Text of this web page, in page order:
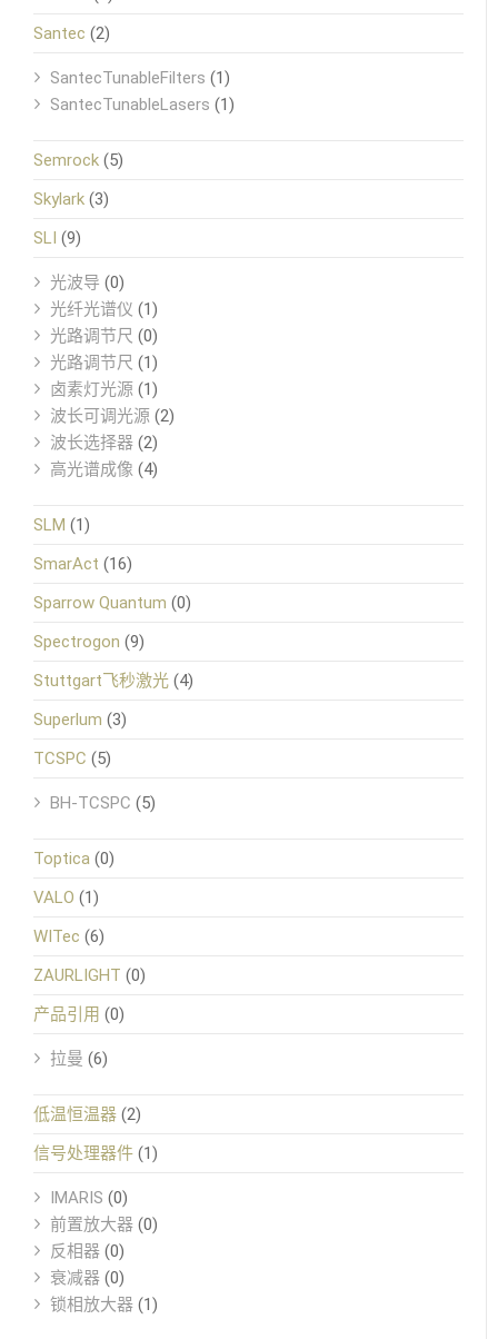
Santec (2)
SantecTunableFilters (1)
SantecTunableLasers (1)
Semrock (5)
Skylark (3)
SLI (9)
光波导 (0)
光纤光谱仪 (1)
光路调节尺 (0)
光路调节尺 (1)
卤素灯光源 (1)
波长可调光源 (2)
波长选择器 (2)
高光谱成像 (4)
SLM (1)
SmarAct (16)
Sparrow Quantum (0)
Spectrogon (9)
Stuttgart飞秒激光 (4)
Superlum (3)
TCSPC (5)
BH-TCSPC (5)
Toptica (0)
VALO (1)
WITec (6)
ZAURLIGHT (0)
产品引用 (0)
拉曼 (6)
低温恒温器 (2)
信号处理器件 (1)
IMARIS (0)
前置放大器 (0)
反相器 (0)
衰减器 (0)
锁相放大器 (1)